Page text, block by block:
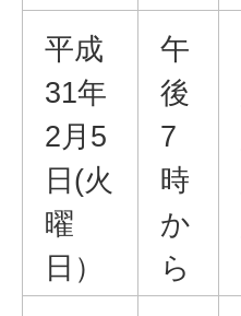
平成
31年
2月5
日(火
曜
日）
午
後
7
時
か
ら